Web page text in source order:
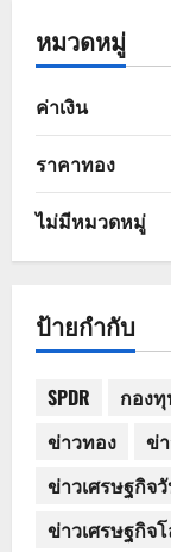
หมวดหมู่
ค่าเงิน
ราคาทอง
ไม่มีหมวดหมู่
ป้ายกำกับ
SPDR กองทุ
ข่าวทอง
ข่
ข่าวเศรษฐกิจ
ข่าวเศรษฐกิจ